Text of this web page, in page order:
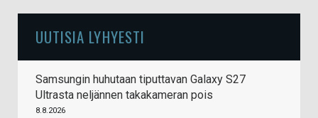
UUTISIA LYHYESTI
Samsungin huhutaan tiputtavan Galaxy S27
Ultrasta neljännen takakameran pois
8.8.2026